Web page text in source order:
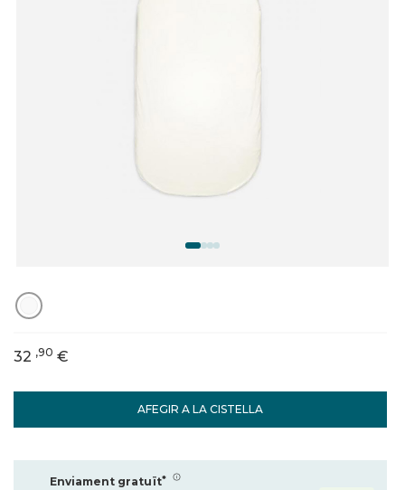
AFEGIR A LA CISTELLA
32 ,90 €
Enviament gratuït*